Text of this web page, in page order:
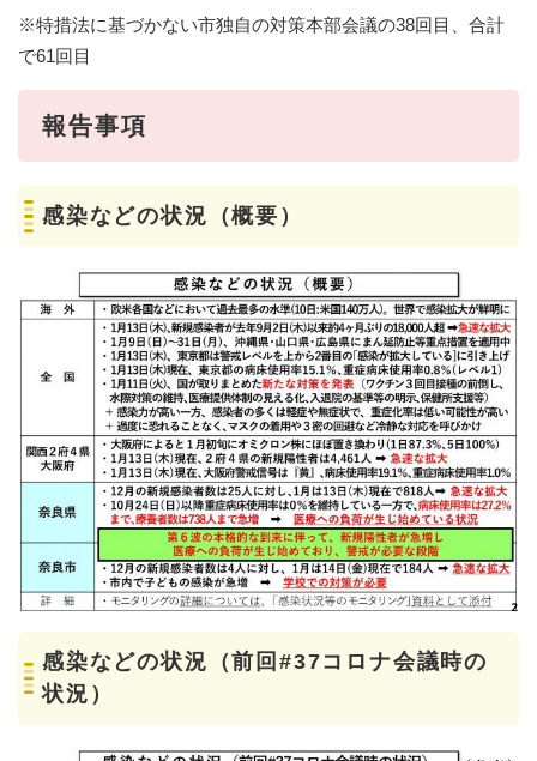
※特措法に基づかない市独自の対策本部会議の38回目、合計
で61回目
報告事項
感染などの状況（概要）
感染などの状況（前回#37コロナ会議時の
状況）